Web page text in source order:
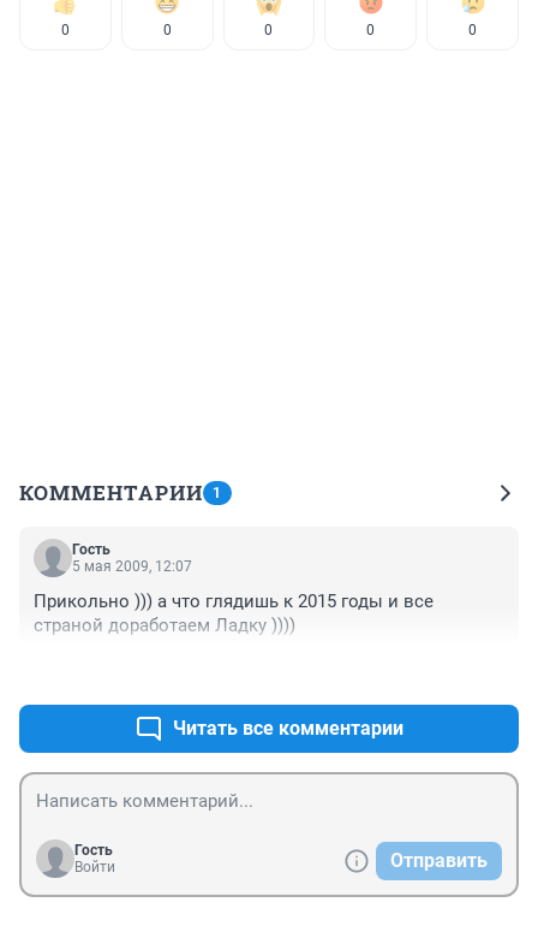
0 0 0 0 0
КОММЕНТАРИИ 1
Гость
5 мая 2009, 12:07
Прикольно ))) а что глядишь к 2015 годы и все
страной доработаем Ладку ))))
Читать все комментарии
Гость
Войти
Отправить